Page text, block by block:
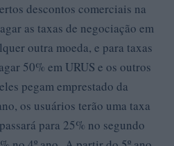
descontos comerciais na
as taxas de negociação em
outra moeda, e para taxas
50% em URUS e os outros
pegam emprestado da
os usuários terão uma taxa
para 25% no segundo